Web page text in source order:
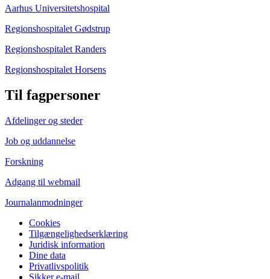
Aarhus Universitetshospital
Regionshospitalet Gødstrup
Regionshospitalet Randers
Regionshospitalet Horsens
Til fagpersoner
Afdelinger og steder
Job og uddannelse
Forskning
Adgang til webmail
Journalanmodninger
Cookies
Tilgængelighedserklæring
Juridisk information
Dine data
Privatlivspolitik
Sikker e-mail